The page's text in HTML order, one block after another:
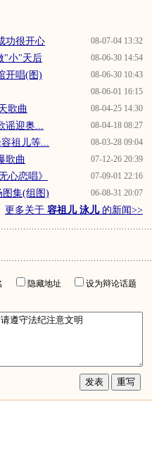
08-07-04 13:32
功很开心
08-06-30 14:54
"小"天后
08-06-30 10:43
开唱(图)
08-06-01 16:15
08-04-25 14:30
歌曲
08-04-18 08:27
迎奥...
08-03-28 09:04
祖儿等...
07-12-26 20:39
歌曲
07-09-01 22:16
心恋唱》
06-08-31 20:07
集(组图)
更多关于 容祖儿 泳儿的新闻>>
隐藏地址
设为辩论话题